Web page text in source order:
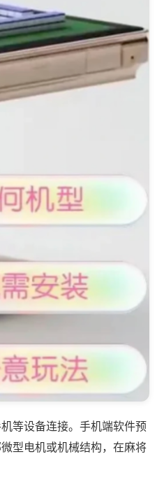
等设备连接。手机端软件预
型电机或机械结构，在麻将